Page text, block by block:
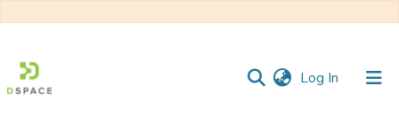
Log In (current)